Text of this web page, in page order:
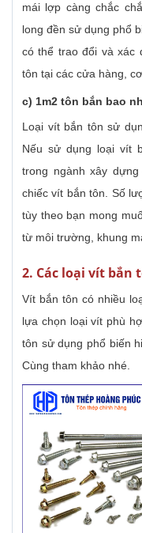
mái lợp càng chắc
long đền sử dụng phổ
có thể trao đổi và xác
tôn tại các cửa hàng,
c) 1m2 tôn bắn bao
Loại vít bắn tôn sử
Nếu sử dụng loại vít
trong ngành xây
chiếc vít bắn tôn. Số
tùy theo bạn mong
từ môi trường, khung
2. Các loại vít bắn
Vít bắn tôn có nhiều
lựa chọn loại vít phù
tôn sử dụng phổ biến
Cùng tham khảo nhé.